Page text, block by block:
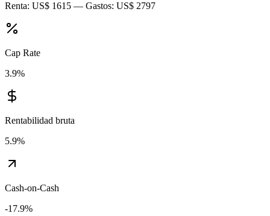
Renta: US$ 1615 — Gastos: US$ 2797
Cap Rate
3.9%
Rentabilidad bruta
5.9%
Cash-on-Cash
-17.9%